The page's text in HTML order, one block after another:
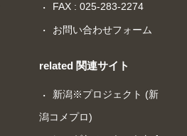
FAX : 025-283-2274
お問い合わせフォーム
related 関連サイト
新潟※プロジェクト (新
潟コメプロ)